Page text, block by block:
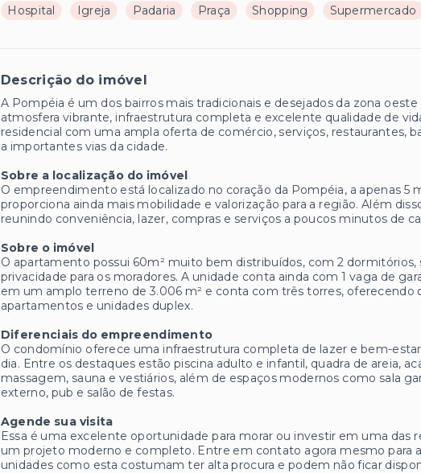
Hospital
Igreja Padaria Praça Shopping Supermercado
Descrição do imóvel
A Pompéia é um dos bairros mais tradicionais e desejados da zona
atmosfera vibrante, infraestrutura completa e excelente qualidade de
residencial com uma ampla oferta de comércio, serviços, restaurantes,
a importantes vias da cidade.
Sobre a localização do imóvel
O empreendimento está localizado no coração da Pompéia, a apenas 5
proporciona ainda mais mobilidade e valorização para a região. Além
reunindo conveniência, lazer, compras e serviços a poucos minutos de
Sobre o imóvel
O apartamento possui 60m² muito bem distribuídos, com 2
privacidade para os moradores. A unidade conta ainda com 1 vaga de
em um amplo terreno de 3.006 m² e conta com três torres, oferecendo
apartamentos e unidades duplex.
Diferenciais do empreendimento
O condomínio oferece uma infraestrutura completa de lazer e bem-
dia. Entre os destaques estão piscina adulto e infantil, quadra de areia,
massagem, sauna e vestiários, além de espaços modernos como sala
externo, pub e salão de festas.
Agende sua visita
Essa é uma excelente oportunidade para morar ou investir em uma das
um projeto moderno e completo. Entre em contato agora mesmo para
unidades como esta costumam ter alta procura e podem não ficar